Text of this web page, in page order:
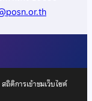
ถิติการเข้าชมเว็บไซต์